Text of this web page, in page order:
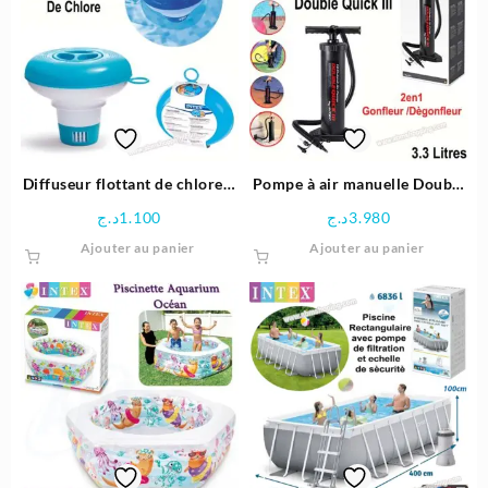
Diffuseur flottant de chlore –
1.100د.ج
Ajouter au panier
Pompe à air manuelle Double
3.980د.ج
Ajouter au panier